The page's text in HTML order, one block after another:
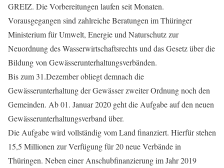
GREIZ. Die Vorbereitungen laufen seit Monaten.
Vorausgegangen sind zahlreiche Beratungen im Thüringer
Ministerium für Umwelt, Energie und Naturschutz zur
Neuordnung des Wasserwirtschaftsrechts und das Gesetz über die
Bildung von Gewässerunterhaltungsverbänden.
Bis zum 31.Dezember obliegt demnach die
Gewässerunterhaltung der Gewässer zweiter Ordnung noch den
Gemeinden. Ab 01. Januar 2020 geht die Aufgabe auf den neuen
Gewässerunterhaltungsverband über.
Die Aufgabe wird vollständig vom Land finanziert. Hierfür stehen
15,5 Millionen zur Verfügung für 20 neue Verbände in
Thüringen. Neben einer Anschubfinanzierung im Jahr 2019